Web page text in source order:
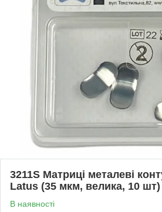
3211S Матриці металеві
Latus (35 мкм, велика, 10 шт)
В наявності